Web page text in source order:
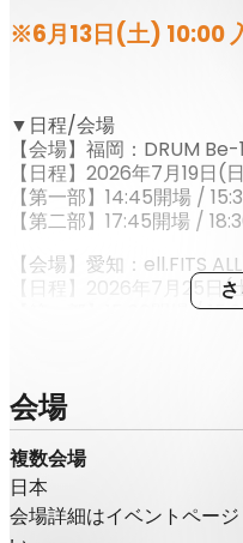
※6月13日(土) 10:00
▼日程/会場
【会場】福岡：DRUM Be-1
【日程】2026年7月19日(
【第一部】14:45開場 /
【第二部】17:45開場 /
【会場】愛知：ell.FITS ALL
【日程】2026年7月25日(
【第一部】15:00開場 /
【日程】2026年8月1日(土)
【第一部】14:00開場 /
【第二部】17:00開場 /
【会場】大阪：梅田
【日程】2026年8月9日(
会場
複数会場
日本
会場詳細はイベントペー